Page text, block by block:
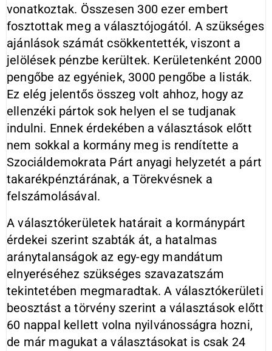
vonatkoztak. Összesen 300 ezer embert
fosztottak meg a választójogától. A szükséges
ajánlások számát csökkentették, viszont a
jelölések pénzbe kerültek. Kerületenként 2000
pengőbe az egyéniek, 3000 pengőbe a listák.
Ez elég jelentős összeg volt ahhoz, hogy az
ellenzéki pártok sok helyen el se tudjanak
indulni. Ennek érdekében a választások előtt
nem sokkal a kormány meg is rendítette a
Szociáldemokrata Párt anyagi helyzetét a párt
takarékpénztárának, a Törekvésnek a
felszámolásával.
A választókerületek határait a kormánypárt
érdekei szerint szabták át, a hatalmas
aránytalanságok az egy-egy mandátum
elnyeréséhez szükséges szavazatszám
tekintetében megmaradtak. A választókerületi
beosztást a törvény szerint a választások előtt
60 nappal kellett volna nyilvánosságra hozni,
de már magukat a választásokat is csak 24